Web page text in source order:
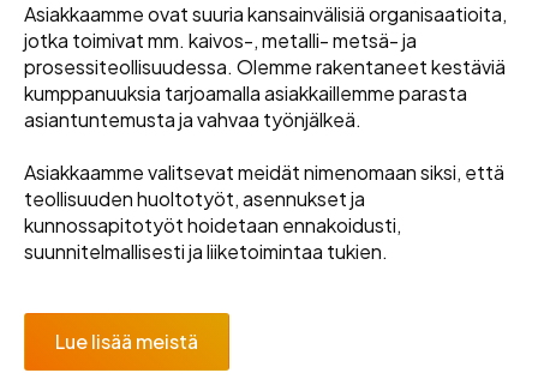
Asiakkaamme ovat suuria kansainvälisiä organisaatioita,
jotka toimivat mm. kaivos-, metalli- metsä- ja
prosessiteollisuudessa. Olemme rakentaneet kestäviä
kumppanuuksia tarjoamalla asiakkaillemme parasta
asiantuntemusta ja vahvaa työnjälkeä.
Asiakkaamme valitsevat meidät nimenomaan siksi, että
teollisuuden huoltotyöt, asennukset ja
kunnossapitotyöt hoidetaan ennakoidusti,
suunnitelmallisesti ja liiketoimintaa tukien.
Lue lisää meistä